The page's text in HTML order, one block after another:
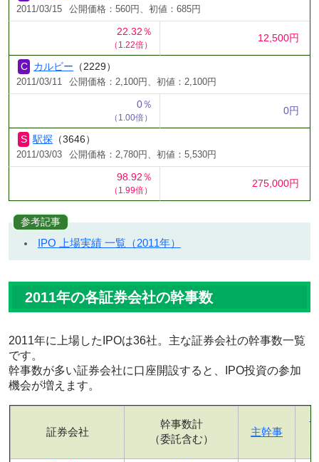
2011/03/15 公開価格：560円、初値：685円
22.32％
（1.22倍）
12,500円
カルビー （2229）
2011/03/11 公開価格：2,100円、初値：2,100円
0％
（1.00倍）
0円
駅探 （3646）
2011/03/03 公開価格：2,780円、初値：5,530円
98.92％
（1.99倍）
275,000円
参考記事
IPO 上場実績 一覧（2011年）
2011年の各証券会社の幹事数
2011年に上場したIPOは36社。主な証券会社の幹事数一覧
です。
幹事数が多い証券会社に口座開設すると、IPO投資の参加
機会が増えます。
証券会社
幹事数計
（委託含む）
主幹事